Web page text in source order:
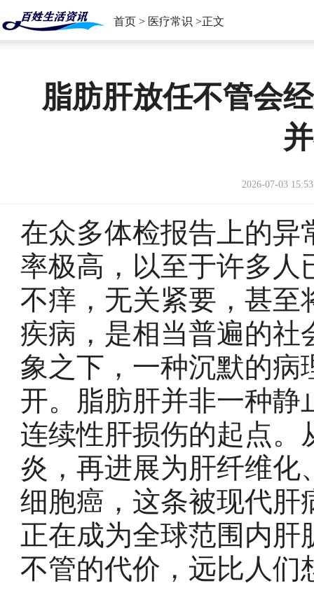
首页 > 医疗常识 >正文
脂肪肝放任不管会
2026-07-03
在众多体检报告上的异
率极高，以至于许多
不痒，无关紧要，甚
疾病，是相当普遍的
象之下，一种沉默的
开。脂肪肝并非一种
连续性肝损伤的起点
炎，再进展为肝纤维
细胞癌，这条被现代
正在成为全球范围内
不管的代价，远比人们